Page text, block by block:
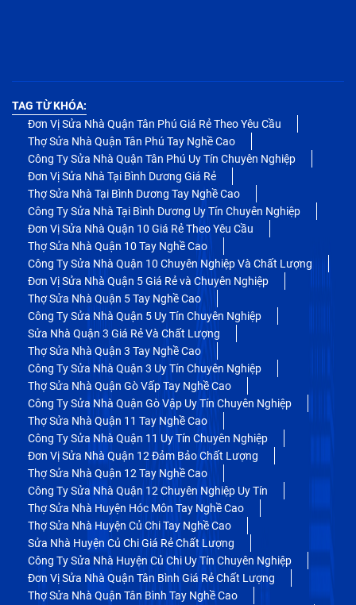
TAG TỪ KHÓA:
Đơn Vị Sửa Nhà Quận Tân Phú Giá Rẻ Theo Yêu Cầu
Thợ Sửa Nhà Quận Tân Phú Tay Nghề Cao
Công Ty Sửa Nhà Quận Tân Phú Uy Tín Chuyên Nghiệp
Đơn Vị Sửa Nhà Tại Bình Dương Giá Rẻ
Thợ Sửa Nhà Tại Bình Dương Tay Nghề Cao
Công Ty Sửa Nhà Tại Bình Dương Uy Tín Chuyên Nghiệp
Đơn Vị Sửa Nhà Quận 10 Giá Rẻ Theo Yêu Cầu
Thợ Sửa Nhà Quận 10 Tay Nghề Cao
Công Ty Sửa Nhà Quận 10 Chuyên Nghiệp Và Chất Lượng
Đơn Vị Sửa Nhà Quận 5 Giá Rẻ và Chuyên Nghiệp
Thợ Sửa Nhà Quận 5 Tay Nghề Cao
Công Ty Sửa Nhà Quận 5 Uy Tín Chuyên Nghiệp
Sửa Nhà Quận 3 Giá Rẻ Và Chất Lượng
Thợ Sửa Nhà Quận 3 Tay Nghề Cao
Công Ty Sửa Nhà Quận 3 Uy Tín Chuyên Nghiệp
Thợ Sửa Nhà Quận Gò Vấp Tay Nghề Cao
Công Ty Sửa Nhà Quận Gò Vập Uy Tín Chuyên Nghiệp
Thợ Sửa Nhà Quận 11 Tay Nghề Cao
Công Ty Sửa Nhà Quận 11 Uy Tín Chuyên Nghiệp
Đơn Vị Sửa Nhà Quận 12 Đảm Bảo Chất Lượng
Thợ Sửa Nhà Quận 12 Tay Nghề Cao
Công Ty Sửa Nhà Quận 12 Chuyên Nghiệp Uy Tín
Thợ Sửa Nhà Huyện Hóc Môn Tay Nghề Cao
Thợ Sửa Nhà Huyện Củ Chi Tay Nghề Cao
Sửa Nhà Huyện Củ Chi Giá Rẻ Chất Lượng
Công Ty Sửa Nhà Huyện Củ Chi Uy Tín Chuyên Nghiệp
Đơn Vị Sửa Nhà Quận Tân Bình Giá Rẻ Chất Lượng
Thợ Sửa Nhà Quận Tân Bình Tay Nghề Cao